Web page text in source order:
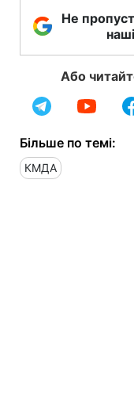
Не
Або
Більше по темі:
КМДА